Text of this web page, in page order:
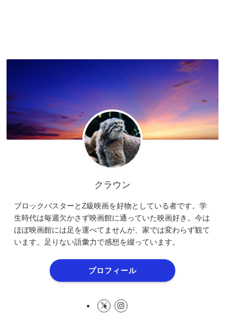
クラウン
ブロックバスターとZ級映画を好物としている者です。学
生時代は毎週欠かさず映画館に通っていた映画好き。今は
ほぼ映画館には足を運べてませんが、家では変わらず観て
います。足りない語彙力で感想を綴っています。
プロフィール